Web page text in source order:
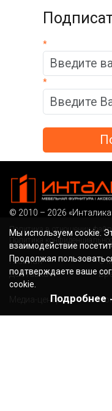
*
*
Мы используем cookie.
взаимодействие
Продолжая
подтверждаете ваше
cookie.
Подробнее
© 2010 – 2026
Политика в отношении
Политика
Главная О
Доставка
Медиа-центр